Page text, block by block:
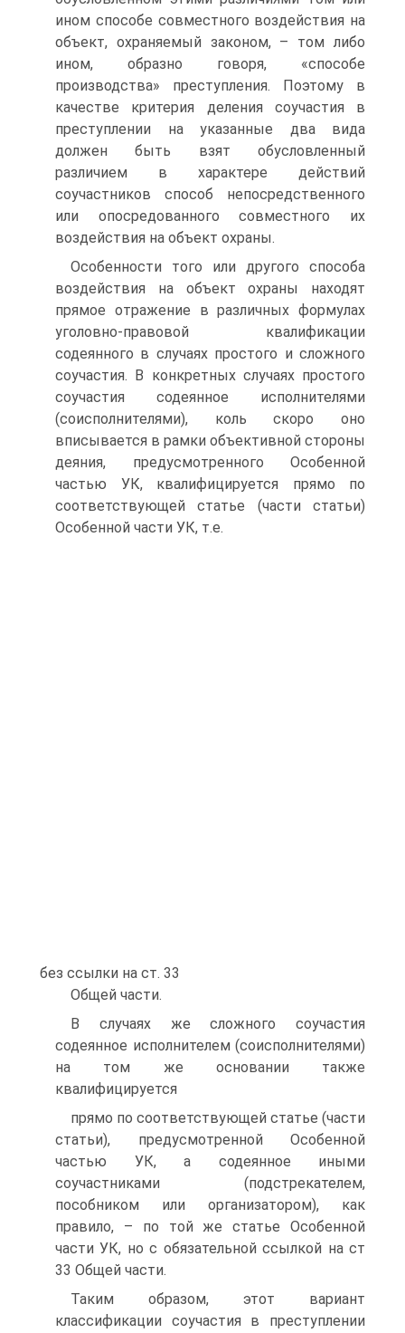
ином способе совместного воздействия на
объект, охраняемый законом, – том либо
ином, образно говоря, «способе
производства» преступления. Поэтому в
качестве критерия деления соучастия в
преступлении на указанные два вида
должен быть взят обусловленный
различием в характере действий
соучастников способ непосредственного
или опосредованного совместного их
воздействия на объект охраны.
Особенности того или другого способа
воздействия на объект охраны находят
прямое отражение в различных формулах
уголовно-правовой квалификации
содеянного в случаях простого и сложного
соучастия. В конкретных случаях простого
соучастия содеянное исполнителями
(соисполнителями), коль скоро оно
вписывается в рамки объективной стороны
деяния, предусмотренного Особенной
частью УК, квалифицируется прямо по
соответствующей статье (части статьи)
Особенной части УК, т.е.
без ссылки на ст. 33
Общей части.
В случаях же сложного соучастия
содеянное исполнителем (соисполнителями)
на том же основании также
квалифицируется
прямо по соответствующей статье (части
статьи), предусмотренной Особенной
частью УК, а содеянное иными
соучастниками (подстрекателем,
пособником или организатором), как
правило, – по той же статье Особенной
части УК, но с обязательной ссылкой на ст
33 Общей части.
Таким образом, этот вариант
классификации соучастия в преступлении